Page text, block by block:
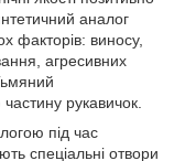
аналог
факторів: виносу,
агресивних
рукавичок.
під час
спеціальні отвори